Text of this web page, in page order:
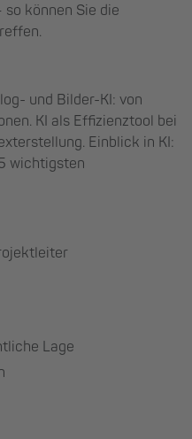
können Sie die
und Bilder-KI: von
KI als Effizienztool bei
Einblick in KI:
wichtigsten
Lage